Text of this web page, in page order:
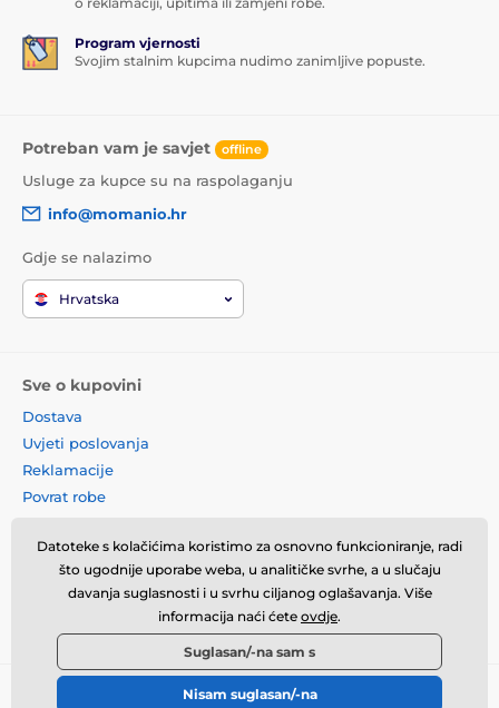
Program vjernosti
Svojim stalnim kupcima nudimo zanimljive popuste.
Potreban vam je savjet offline
Usluge za kupce su na raspolaganju
info@momanio.hr
Gdje se nalazimo
Hrvatska
Sve o kupovini
Dostava
Uvjeti poslovanja
Reklamacije
Povrat robe
Načela o korištenju kolačića
Kontaktne informacije
Informacije o obradi osobnih
© 2026 momanio.hr ⦁ E-trgovinu izradila
Datoteke s kolačićima koristimo za osnovno funkcioniranje, radi
što ugodnije uporabe weba, u analitičke svrhe, a u slučaju
davanja suglasnosti i u svrhu ciljanog oglašavanja. Više
informacija naći ćete ovdje.
Suglasan/-na sam s
Nisam suglasan/-na